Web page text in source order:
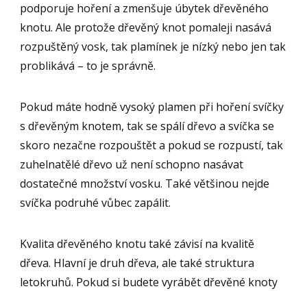
podporuje hoření a zmenšuje úbytek dřevěného
knotu. Ale protože dřevěný knot pomaleji nasává
rozpuštěný vosk, tak plamínek je nízký nebo jen tak
problikává – to je správně.
Pokud máte hodně vysoký plamen při hoření svíčky
s dřevěným knotem, tak se spálí dřevo a svíčka se
skoro nezačne rozpouštět a pokud se rozpustí, tak
zuhelnatělé dřevo už není schopno nasávat
dostatečné množství vosku. Také většinou nejde
svíčka podruhé vůbec zapálit.
Kvalita dřevěného knotu také závisí na kvalitě
dřeva. Hlavní je druh dřeva, ale také struktura
letokruhů. Pokud si budete vyrábět dřevěné knoty